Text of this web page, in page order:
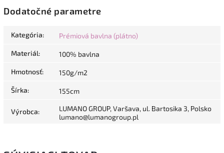
Dodatočné parametre
Kategória: Prémiová bavlna (plátno)
Materiál: 100% bavlna
Hmotnosť: 150g/m2
Šírka: 155cm
Výrobca:
LUMANO GROUP, Varšava, ul. Bartosika 3, Polsko
lumano@lumanogroup.pl